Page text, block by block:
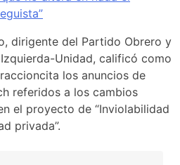
dirigente del Partido Obrero y
Unidad, calificó como
los anuncios de
referidos a los cambios
el proyecto de “Inviolabilidad
privada”.